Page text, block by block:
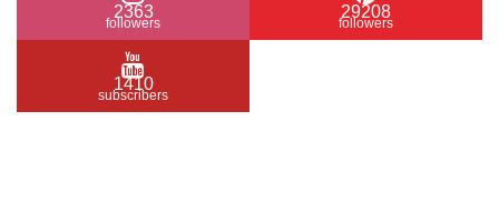
2363
followers
29208
followers
1410
subscribers